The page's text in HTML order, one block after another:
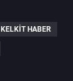
KELKIT HABER